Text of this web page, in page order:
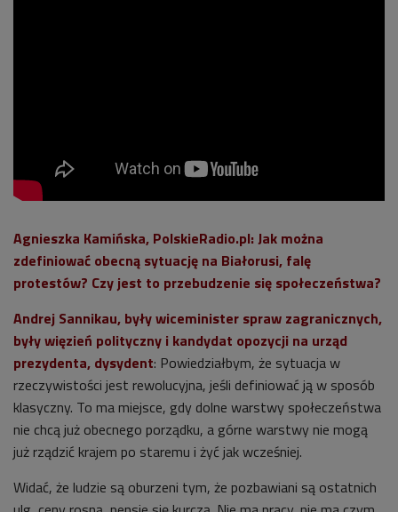
Agnieszka Kamińska, PolskieRadio.pl: Jak można
zdefiniować obecną sytuację na Białorusi, falę
protestów? Czy jest to przebudzenie się społeczeństwa?
Andrej Sannikau, były wiceminister spraw zagranicznych,
były więzień polityczny i kandydat opozycji na urząd
prezydenta, dysydent: Powiedziałbym, że sytuacja w
rzeczywistości jest rewolucyjna, jeśli definiować ją w sposób
klasyczny. To ma miejsce, gdy dolne warstwy społeczeństwa
nie chcą już obecnego porządku, a górne warstwy nie mogą
już rządzić krajem po staremu i żyć jak wcześniej.
Widać, że ludzie są oburzeni tym, że pozbawiani są ostatnich